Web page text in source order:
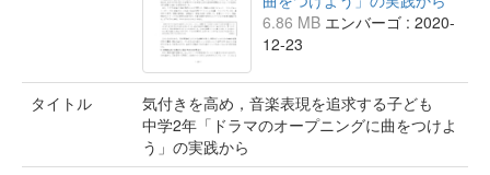
6.86 MB エンバーゴ : 2020-
12-23
タイトル
気付きを高め，音楽表現を追求する子ども
中学2年「ドラマのオープニングに曲をつけよ
う」の実践から